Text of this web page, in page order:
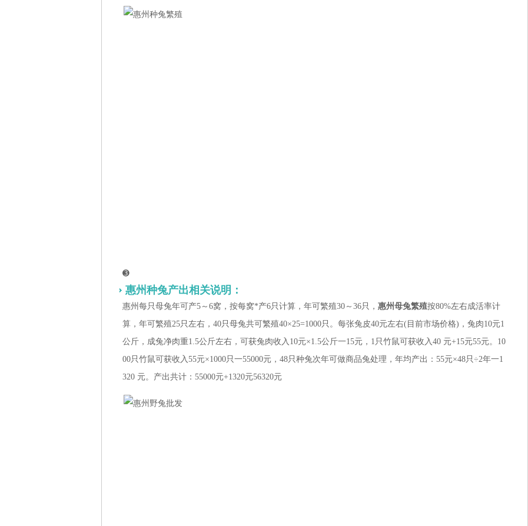
➌
惠州种兔产出相关说明：
惠州每只母兔年可产5～6窝，按每窝*产6只计算，年可繁殖30～36只， 惠州母兔繁殖按80%左右成活率计
算，年可繁殖25只左右，40只母兔共可繁殖40×25=1000只。每张兔皮40元左右(目前市场价格)，兔肉10元1
公斤，成兔净肉重1.5公斤左右，可获兔肉收入10元×1.5公斤一15元，1只竹鼠可获收入40 元+15元55元。10
00只竹鼠可获收入55元×1000只一55000元，48只种兔次年可做商品兔处理，年均产出：55元×48只÷2年一1
320 元。产出共计：55000元+1320元56320元